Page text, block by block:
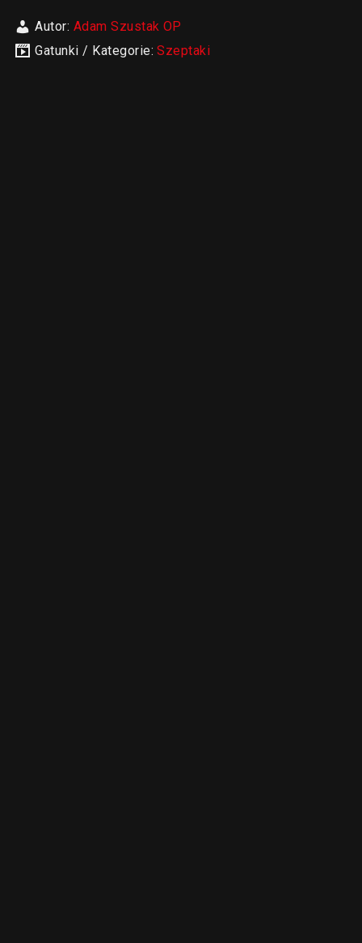
Autor: Adam Szustak OP
Gatunki / Kategorie:Szeptaki